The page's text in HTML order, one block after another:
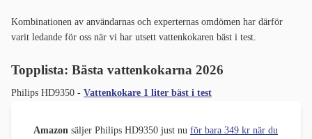
Kombinationen av användarnas och experternas omdömen har därför
varit ledande för oss när vi har utsett vattenkokaren bäst i test.
Topplista: Bästa vattenkokarna 2026
Philips HD9350 - Vattenkokare 1 liter bäst i test
Amazon säljer Philips HD9350 just nu för bara 349 kr när du